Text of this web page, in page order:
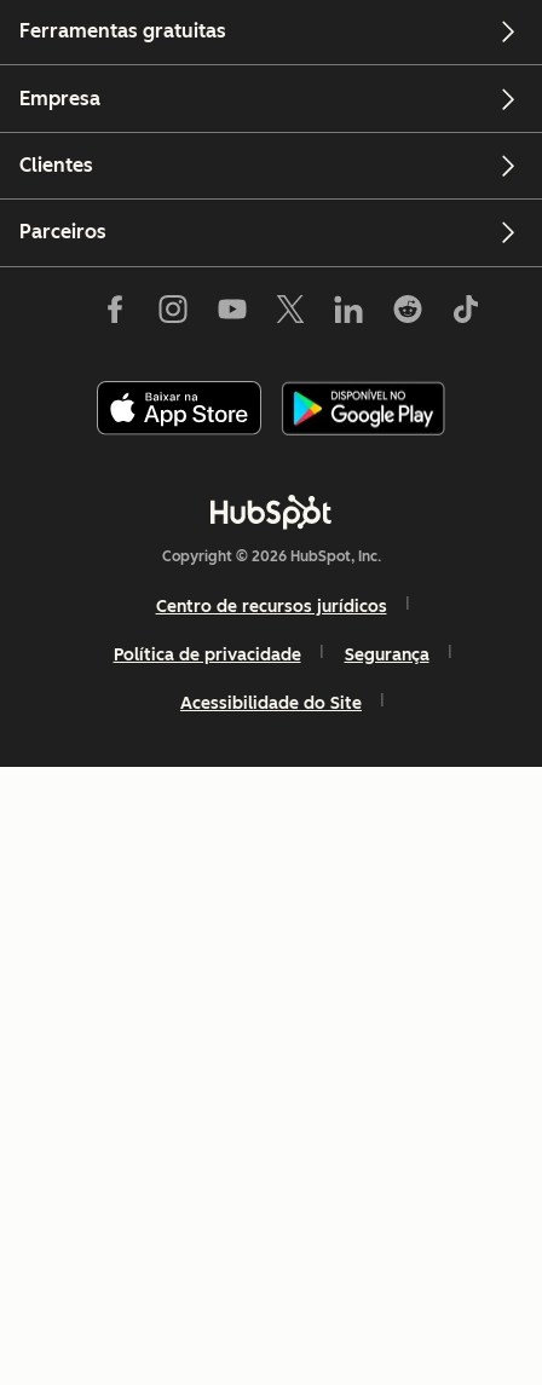
Ferramentas gratuitas
Empresa
Clientes
Parceiros
Copyright © 2026 HubSpot, Inc.
Centro de recursos jurídicos
Política de privacidade Segurança
Acessibilidade do Site